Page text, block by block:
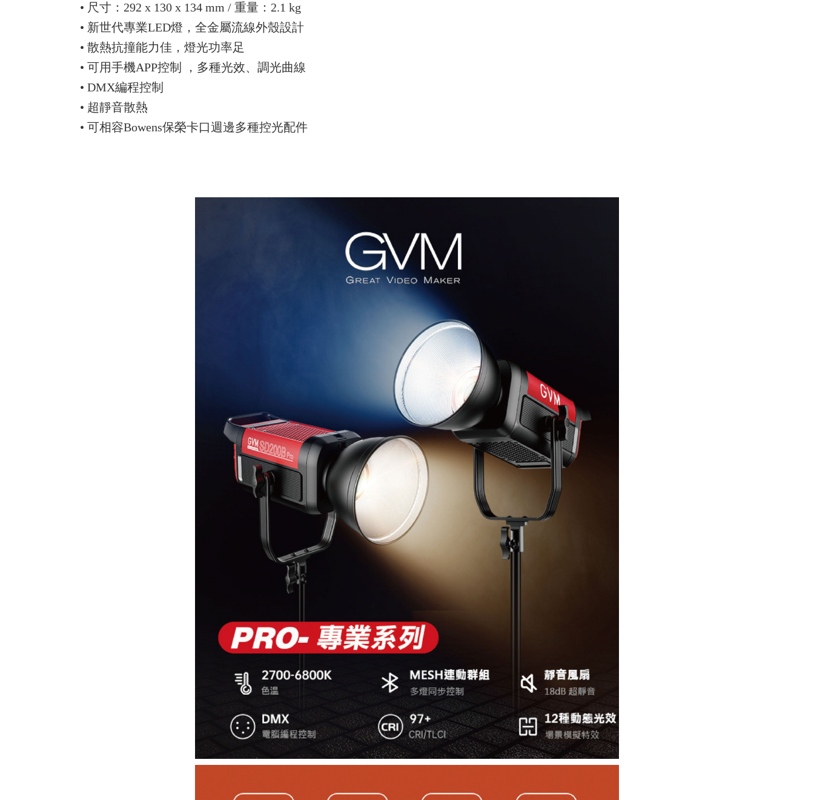
• 尺寸：292 x 130 x 134 mm / 重量：2.1 kg
• 新世代專業LED燈，全金屬流線外殼設計
• 散熱抗撞能力佳，燈光功率足
• 可用手機APP控制 ，多種光效、調光曲線
• DMX編程控制
• 超靜音散熱
• 可相容Bowens保榮卡口週邊多種控光配件